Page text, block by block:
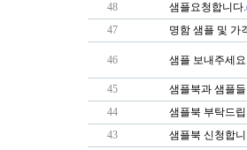
48 샘플요청합니다.
47
명함 샘플 및 가
46 샘플 보내주세
45
샘플북과 샘플
44
샘플북 부탁드
43
샘플북 신청합